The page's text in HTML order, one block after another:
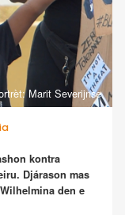
Marit Severijnse
kontra
Djárason mas
den e